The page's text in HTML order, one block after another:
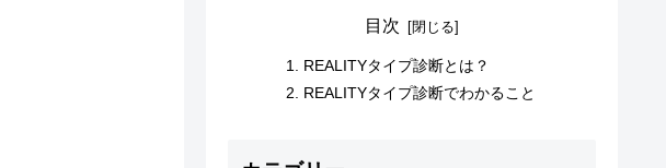
目次
REALITYタイプ診断とは？
REALITYタイプ診断でわかること